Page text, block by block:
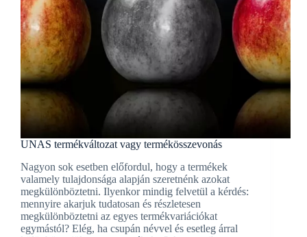
UNAS termékváltozat vagy termékösszevonás
Nagyon sok esetben előfordul, hogy a termékek
valamely tulajdonsága alapján szeretnénk azokat
megkülönböztetni. Ilyenkor mindig felvetül a kérdés:
mennyire akarjuk tudatosan és részletesen
megkülönböztetni az egyes termékvariációkat
egymástól? Elég, ha csupán névvel és esetleg árral